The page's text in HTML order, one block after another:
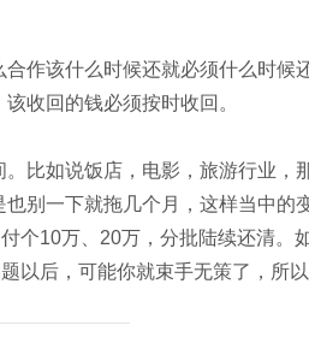
作该什么时候还就必须什么时候
收回的钱必须按时收回。
如说饭店，电影，旅游行业，
别一下就拖几个月，这样当中的
个10万、20万，分批陆续还清。
以后，可能你就束手无策了，所